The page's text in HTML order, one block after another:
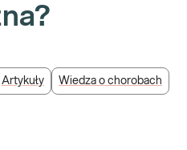
Artykuły Wiedza o chorobach